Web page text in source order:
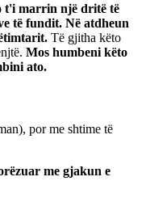
t'i marrin një dritë të
të fundit. Në atdheun
Të gjitha këto
Mos humbeni këto
ato.
por me shtime të
me gjakun e